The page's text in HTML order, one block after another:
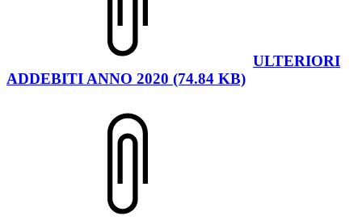
ULTERIORI
ADDEBITI ANNO 2020 (74.84 KB)